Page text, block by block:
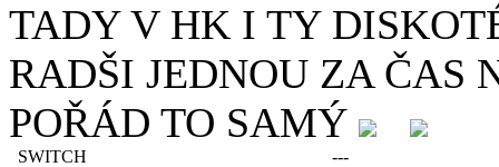
TADY V HK I TY
RADŠI JEDNOU ZA ČAS
POŘÁD TO SAMÝ
SWITCH ---